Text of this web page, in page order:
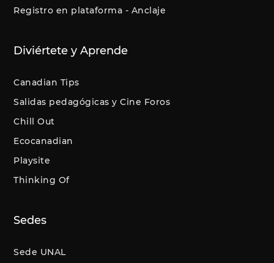
Registro en plataforma - Anclaje
Diviértete y Aprende
Canadian Tips
Salidas pedagógicas y Cine Foros
Chill Out
Ecocanadian
Playsite
Thinking Of
Sedes
Sede UNAL